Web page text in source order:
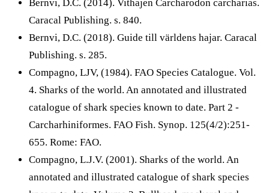
Bernvi, D.C. (2014). Vithajen Carcharodon carcharias.
Caracal Publishing. s. 840.
Bernvi, D.C. (2018). Guide till världens hajar. Caracal
Publishing. s. 285.
Compagno, LJV, (1984). FAO Species Catalogue. Vol.
4. Sharks of the world. An annotated and illustrated
catalogue of shark species known to date. Part 2 -
Carcharhiniformes. FAO Fish. Synop. 125(4/2):251-
655. Rome: FAO.
Compagno, L.J.V. (2001). Sharks of the world. An
annotated and illustrated catalogue of shark species